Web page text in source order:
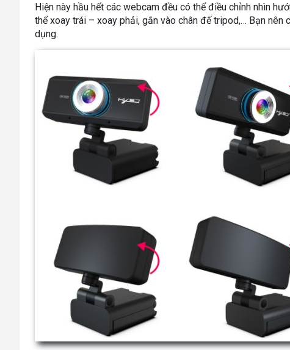
Hiện này hầu hết các webcam đều có thể điều chỉnh nhìn
thể xoay trái – xoay phải, gắn vào chân đế tripod,… Bạn
dụng.